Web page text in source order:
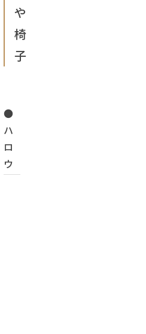
や
椅
子
●
ハ
ロ
ウ